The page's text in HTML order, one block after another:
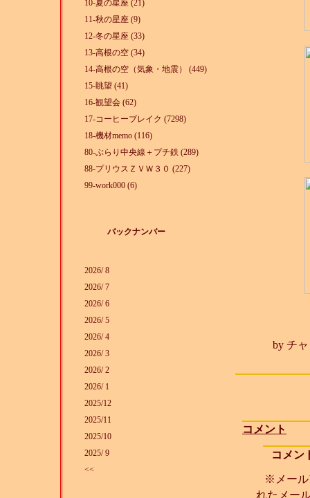
10-夏の星座 (21)
11-秋の星座 (9)
12-冬の星座 (33)
13-高根の空 (34)
14-高根の空（気象・地震） (449)
15-眺望 (41)
16-観望会 (62)
17-コーヒーブレイク (7298)
18-機材memo (116)
80-ぶらり中央線＋プチ鉄 (289)
88-プリウスＺＶＷ３０ (227)
99-work000 (6)
バックナンバー
2026/ 8
2026/ 7
2026/ 6
2026/ 5
2026/ 4
2026/ 3
2026/ 2
2026/ 1
2025/12
2025/11
2025/10
2025/ 9
<<
by チ
コメント
コメン
※メール
れたメー